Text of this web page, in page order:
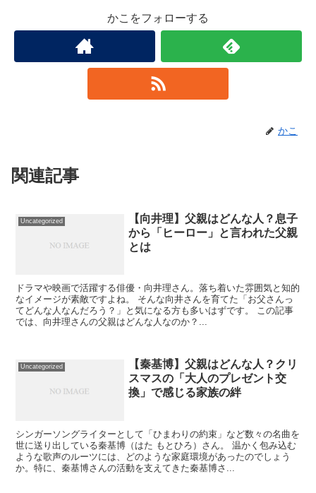
かこをフォローする
かこ
関連記事
Uncategorized
【向井理】父親はどんな人？息子
から「ヒーロー」と言われた父親
とは
ドラマや映画で活躍する俳優・向井理さん。落ち着いた雰囲気と知的
なイメージが素敵ですよね。 そんな向井さんを育てた「お父さんっ
てどんな人なんだろう？」と気になる方も多いはずです。 この記事
では、向井理さんの父親はどんな人なのか？...
Uncategorized
【秦基博】父親はどんな人？クリ
スマスの「大人のプレゼント交
換」で感じる家族の絆
シンガーソングライターとして「ひまわりの約束」など数々の名曲を
世に送り出している秦基博（はた もとひろ）さん。 温かく包み込む
ような歌声のルーツには、どのような家庭環境があったのでしょう
か。特に、秦基博さんの活動を支えてきた秦基博さ...